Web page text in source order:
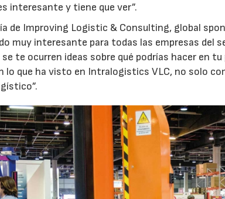
interesante y tiene que ver”.
de Improving Logistic & Consulting, global
muy interesante para todas las empresas del
te ocurren ideas sobre qué podrías hacer en tu
lo que ha visto en Intralogistics VLC, no solo